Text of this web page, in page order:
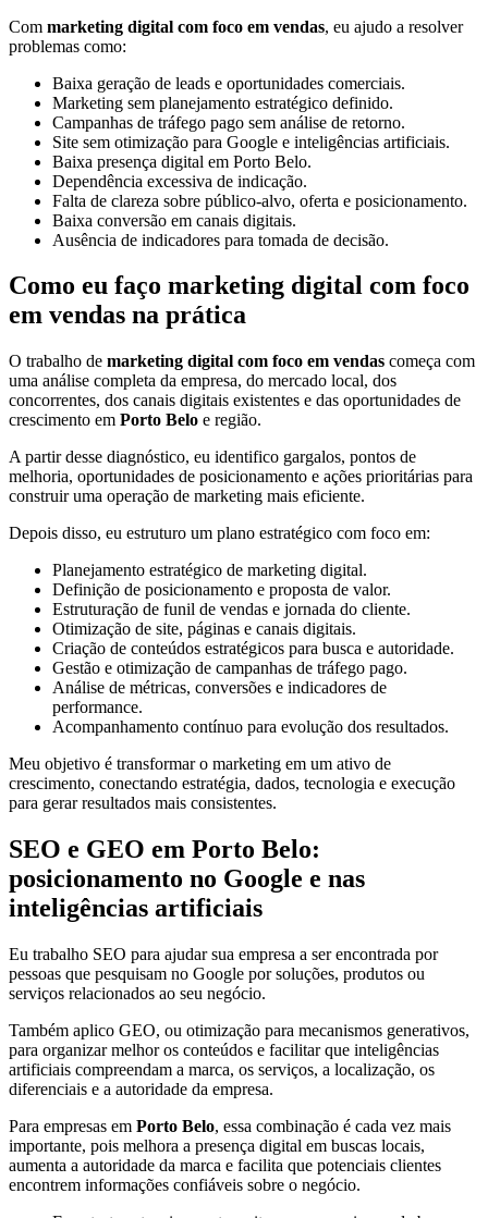
Com marketing digital com foco em vendas, eu ajudo a resolver
problemas como:
Baixa geração de leads e oportunidades comerciais.
Marketing sem planejamento estratégico definido.
Campanhas de tráfego pago sem análise de retorno.
Site sem otimização para Google e inteligências artificiais.
Baixa presença digital em Porto Belo.
Dependência excessiva de indicação.
Falta de clareza sobre público-alvo, oferta e posicionamento.
Baixa conversão em canais digitais.
Ausência de indicadores para tomada de decisão.
Como eu faço marketing digital com foco
em vendas na prática
O trabalho de marketing digital com foco em vendas começa com
uma análise completa da empresa, do mercado local, dos
concorrentes, dos canais digitais existentes e das oportunidades de
crescimento em Porto Belo e região.
A partir desse diagnóstico, eu identifico gargalos, pontos de
melhoria, oportunidades de posicionamento e ações prioritárias para
construir uma operação de marketing mais eficiente.
Depois disso, eu estruturo um plano estratégico com foco em:
Planejamento estratégico de marketing digital.
Definição de posicionamento e proposta de valor.
Estruturação de funil de vendas e jornada do cliente.
Otimização de site, páginas e canais digitais.
Criação de conteúdos estratégicos para busca e autoridade.
Gestão e otimização de campanhas de tráfego pago.
Análise de métricas, conversões e indicadores de
performance.
Acompanhamento contínuo para evolução dos resultados.
Meu objetivo é transformar o marketing em um ativo de
crescimento, conectando estratégia, dados, tecnologia e execução
para gerar resultados mais consistentes.
SEO e GEO em Porto Belo:
posicionamento no Google e nas
inteligências artificiais
Eu trabalho SEO para ajudar sua empresa a ser encontrada por
pessoas que pesquisam no Google por soluções, produtos ou
serviços relacionados ao seu negócio.
Também aplico GEO, ou otimização para mecanismos generativos,
para organizar melhor os conteúdos e facilitar que inteligências
artificiais compreendam a marca, os serviços, a localização, os
diferenciais e a autoridade da empresa.
Para empresas em Porto Belo, essa combinação é cada vez mais
importante, pois melhora a presença digital em buscas locais,
aumenta a autoridade da marca e facilita que potenciais clientes
encontrem informações confiáveis sobre o negócio.